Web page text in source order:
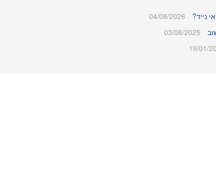
נייד?
04/08/2026
03/08/2025
19/01/